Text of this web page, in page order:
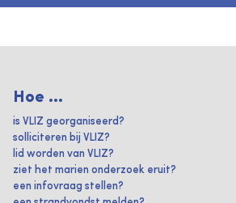
Hoe ...
is VLIZ georganiseerd?
solliciteren bij VLIZ?
lid worden van VLIZ?
ziet het marien onderzoek eruit?
een infovraag stellen?